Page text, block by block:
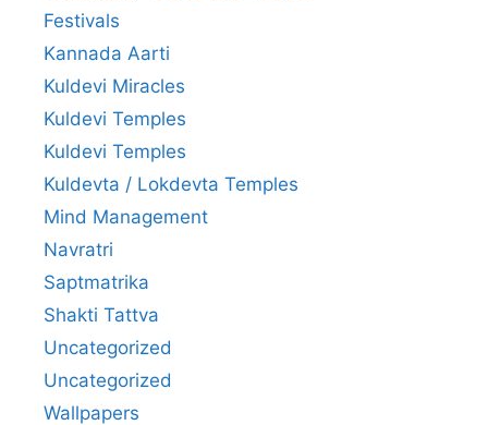
Festivals
Kannada Aarti
Kuldevi Miracles
Kuldevi Temples
Kuldevi Temples
Kuldevta / Lokdevta Temples
Mind Management
Navratri
Saptmatrika
Shakti Tattva
Uncategorized
Uncategorized
Wallpapers